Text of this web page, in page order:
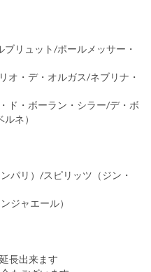
ブリュット/ポールメッサー・
オ・デ・オルガス/ネブリナ・
ド・ボーラン・シラー/デ・ボ
ネ）
パリ）/スピリッツ（ジン・
ジャエール）
長出来ます